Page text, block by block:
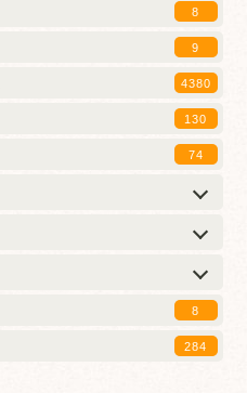
8
9
4380
130
74
8
284